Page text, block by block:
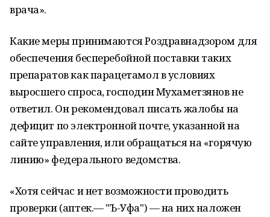
врача».
Какие меры принимаются Роздравнадзором для
обеспечения бесперебойной поставки таких
препаратов как парацетамол в условиях
выросшего спроса, господин Мухаметзянов не
ответил. Он рекомендовал писать жалобы на
дефицит по электронной почте, указанной на
сайте управления, или обращаться на «горячую
линию» федерального ведомства.
«Хотя сейчас и нет возможности проводить
проверки (аптек.— "Ъ-Уфа") — на них наложен